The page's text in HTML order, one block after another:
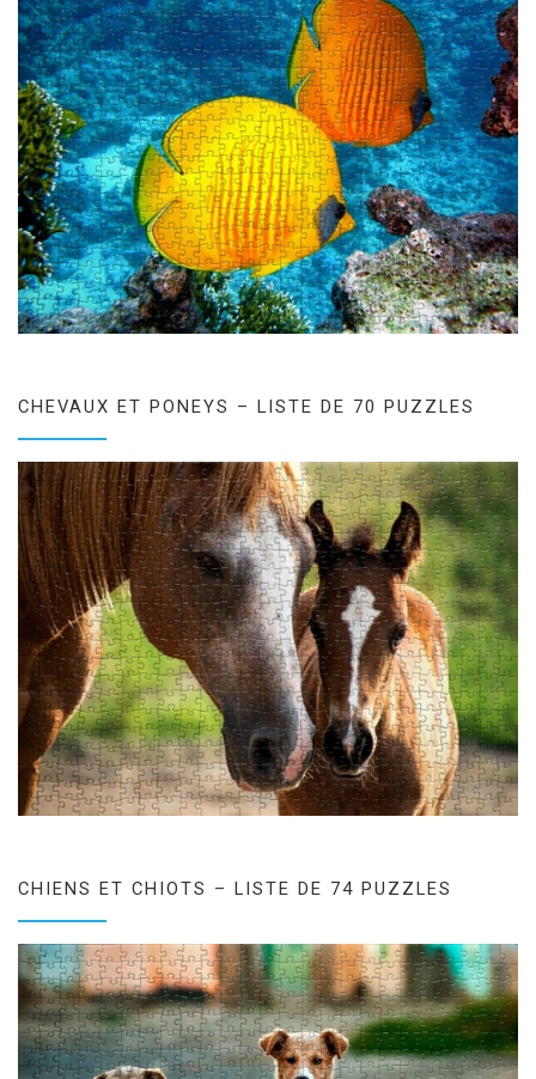
CHEVAUX ET PONEYS – LISTE DE 70 PUZZLES
CHIENS ET CHIOTS – LISTE DE 74 PUZZLES